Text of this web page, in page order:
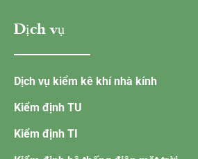
Dịch vụ
Dịch vụ kiểm kê khí nhà kính
Kiểm định TU
Kiểm định TI